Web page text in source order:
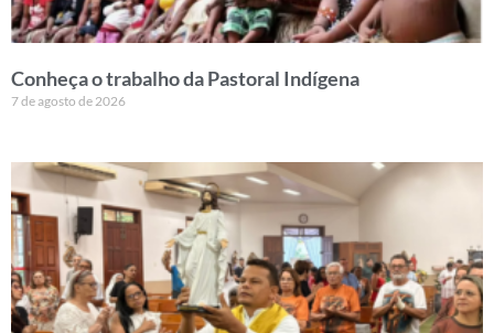
Conheça o trabalho da Pastoral Indígena
7 de agosto de 2026